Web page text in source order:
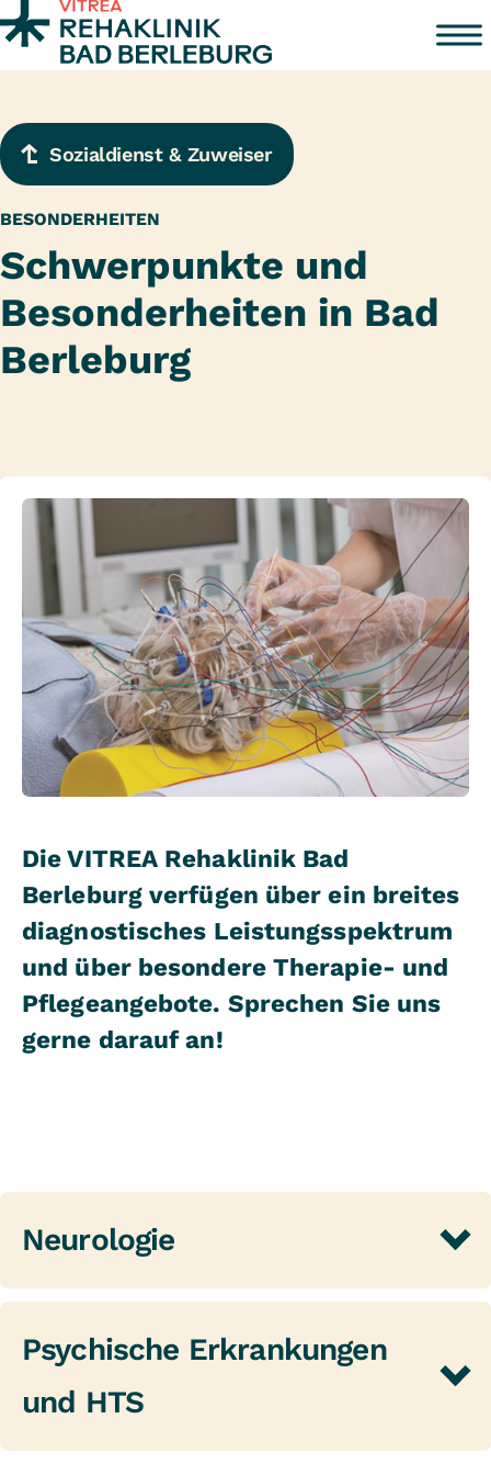
Zum Inhalt springen
Sozialdienst & Zuweiser
BESONDERHEITEN
Schwerpunkte und
Besonderheiten in Bad
Berleburg
Die VITREA Rehaklinik Bad
Berleburg verfügen über ein breites
diagnostisches Leistungsspektrum
und über besondere Therapie- und
Pflegeangebote. Sprechen Sie uns
gerne darauf an!
Neurologie
Psychische Erkrankungen
und HTS